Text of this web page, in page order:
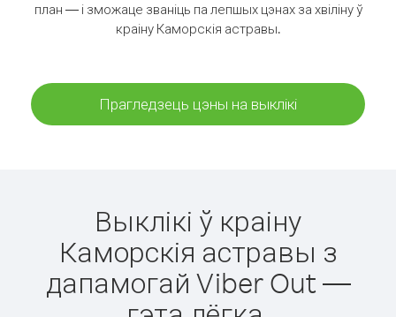
план — і зможаце званіць па лепшых цэнах за хвіліну ў
краіну Каморскія астравы.
Прагледзець цэны на выклікі
Выклікі ў краіну
Каморскія астравы з
дапамогай Viber Out —